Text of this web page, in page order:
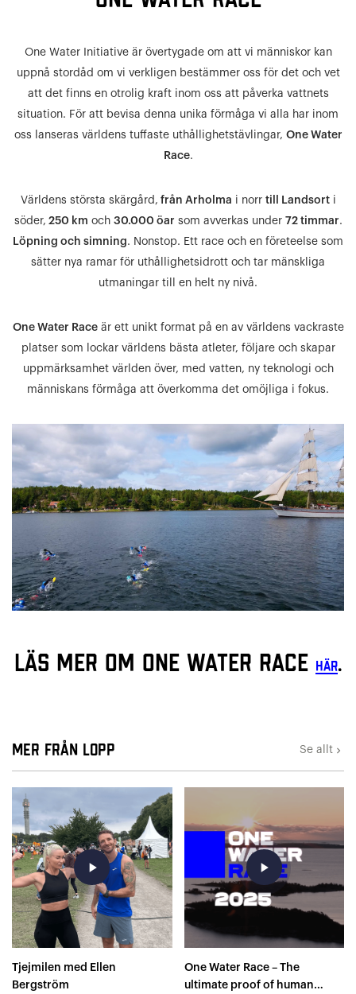
One Water Initiative är övertygade om att vi människor kan
uppnå stordåd om vi verkligen bestämmer oss för det och vet
att det finns en otrolig kraft inom oss att påverka vattnets
situation. För att bevisa denna unika förmåga vi alla har inom
oss lanseras världens tuffaste uthållighetstävlingar, One Water
Race.
Världens största skärgård, från Arholma i norr till Landsorti
söder, 250 km och 30.000 öar som avverkas under 72 timmar.
Löpning och simning. Nonstop. Ett race och en företeelse som
sätter nya ramar för uthållighetsidrott och tar mänskliga
utmaningar till en helt ny nivå.
One Water Raceär ett unikt format på en av världens vackraste
platser som lockar världens bästa atleter, följare och skapar
uppmärksamhet världen över, med vatten, ny teknologi och
människans förmåga att överkomma det omöjliga i fokus.
Läs mer om One Water Race här.
Mer från Lopp Se allt keyboard_arrow_right
play_arrow
Tjejmilen med Ellen
Bergström
play_arrow
One Water Race – The
ultimate proof of human